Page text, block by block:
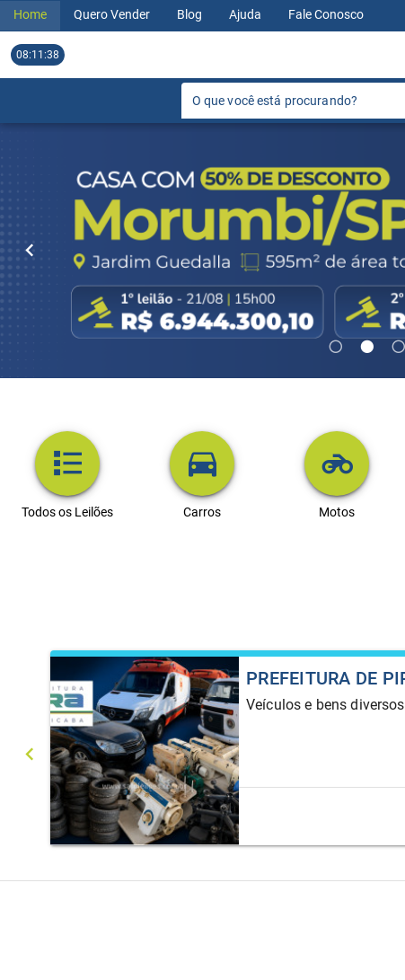
Home Quero Vender Blog Ajuda Fale Conosco
08:11:39
O que você está procurando?
Todos os Leilões Carros Motos
PREFEITURA DE
Veículos e bens diversos